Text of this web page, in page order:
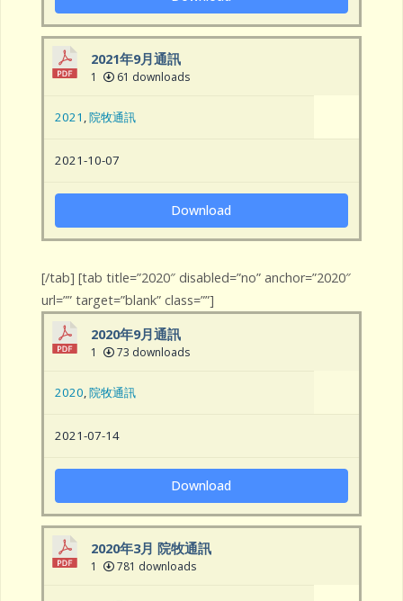
2021年9月通訊
1 61 downloads
2021 ,院牧通訊
2021-10-07
Download
[/tab] [tab title=”2020″ disabled=”no” anchor=”2020″
url=”” target=”blank” class=””]
2020年9月通訊
1 73 downloads
2020,院牧通訊
2021-07-14
Download
2020年3月 院牧通訊
1 781 downloads